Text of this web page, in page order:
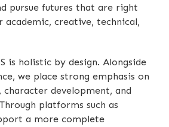
pursue futures that are right
creative, technical,
is holistic by design. Alongside
we place strong emphasis on
character development, and
platforms such as
a more complete